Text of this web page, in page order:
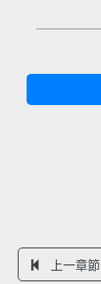
上一章節